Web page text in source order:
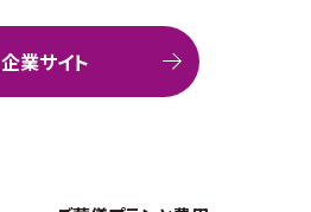
企業サイト